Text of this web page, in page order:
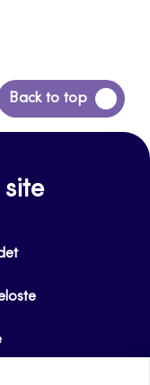
Back to top
Siirry
takaisin